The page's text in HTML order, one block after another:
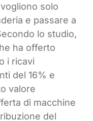
solo
e passare a
lo studio,
ha offerto
i ricavi
del 16% e
valore
di macchine
del